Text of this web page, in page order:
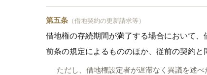
第五条 （借地契約の更新請求等）
借地権の存続期間が満了する場合において、
前条の規定によるもののほか、従前の契約と
ただし、借地権設定者が遅滞なく異議を述べ